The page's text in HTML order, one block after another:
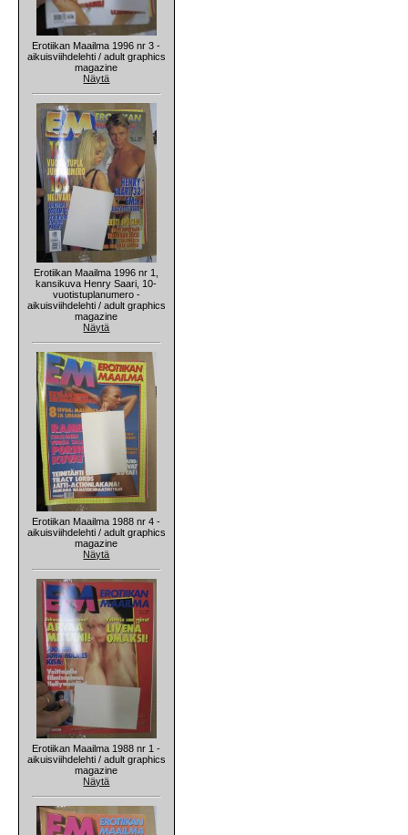
Erotiikan Maailma 1996 nr 3 -
aikuisviihdelehti / adult graphics
magazine
Näytä
Erotiikan Maailma 1996 nr 1,
kansikuva Henry Saari, 10-
vuotistuplanumero -
aikuisviihdelehti / adult graphics
magazine
Näytä
Erotiikan Maailma 1988 nr 4 -
aikuisviihdelehti / adult graphics
magazine
Näytä
Erotiikan Maailma 1988 nr 1 -
aikuisviihdelehti / adult graphics
magazine
Näytä